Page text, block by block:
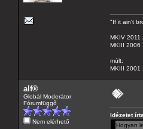
"If it ain't
MKIV 2011
MKIII 2006
múlt:
MKIII 2001
alf®
Globál Moderátor
Fórumfüggő
Nem elérhető
Idézetet
Hogyan